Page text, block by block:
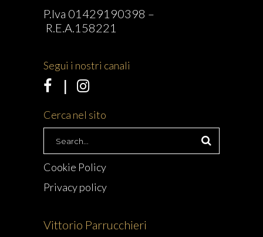
P.Iva 01429190398 –
R.E.A.158221
Segui i nostri canali
Cerca nel sito
Cookie Policy
Privacy policy
Vittorio Parrucchieri